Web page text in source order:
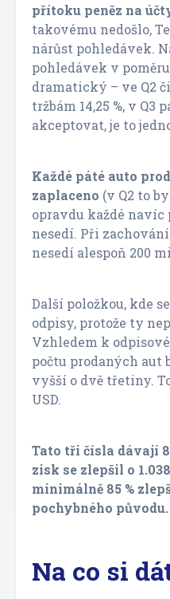
přítoku peněz na
takovému nedošlo,
nárůst pohledávek.
pohledávek v
dramatický – ve Q2
tržbám 14,25 %, v Q3
akceptovat, je to
Každé páté auto
zaplaceno (v Q2 to
opravdu každé navíc
nesedí. Při
nesedí alespoň 200
Další položkou, kde
odpisy, protože ty
Vzhledem k
počtu prodaných aut
vyšší o dvě třetiny.
USD.
Tato tři čísla dávají
zisk se zlepšil o
minimálně 85 %
pochybného původu.
Na co si